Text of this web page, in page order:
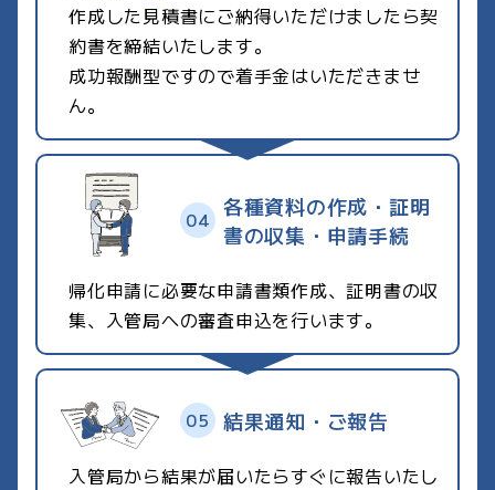
作成した見積書にご納得いただけましたら契
約書を締結いたします。
成功報酬型ですので着手金はいただきませ
ん。
各種資料の作成・証明
書の収集・申請手続
帰化申請に必要な申請書類作成、証明書の収
集、入管局への審査申込を行います。
結果通知・ご報告
入管局から結果が届いたらすぐに報告いたし